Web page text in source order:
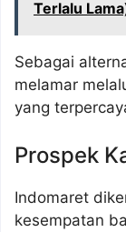
Terlalu
Sebagai
melamar
yang
Prospek
Indomaret
kesempatan